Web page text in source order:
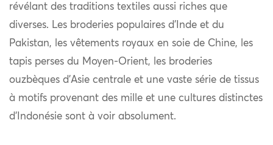
révélant des traditions textiles aussi riches que
diverses. Les broderies populaires d’Inde et du
Pakistan, les vêtements royaux en soie de Chine, les
tapis perses du Moyen-Orient, les broderies
ouzbèques d’Asie centrale et une vaste série de tissus
à motifs provenant des mille et une cultures distinctes
d’Indonésie sont à voir absolument.